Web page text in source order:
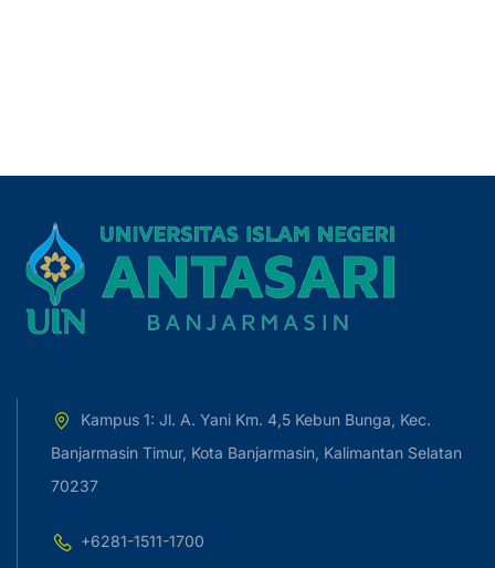
Kampus 1: Jl. A. Yani Km. 4,5 Kebun Bunga, Kec.
Banjarmasin Timur, Kota Banjarmasin, Kalimantan Selatan
70237
+6281-1511-1700